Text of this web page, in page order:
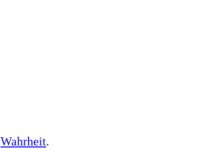
Wahrheit.